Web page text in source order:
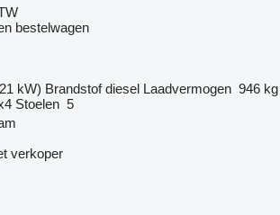
bestelwagen
kW) Brandstof diesel Laadvermogen 946 kg
Stoelen 5
verkoper